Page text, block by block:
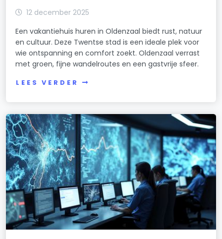
12 december 2025
Een vakantiehuis huren in Oldenzaal biedt rust, natuur
en cultuur. Deze Twentse stad is een ideale plek voor
wie ontspanning en comfort zoekt. Oldenzaal verrast
met groen, fijne wandelroutes en een gastvrije sfeer.
LEES VERDER